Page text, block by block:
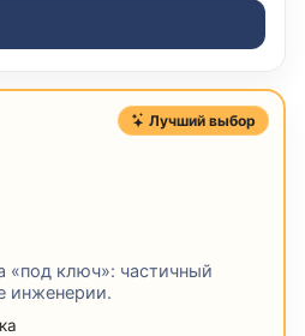
Лучший выбор
«под ключ»: частичный
инженерии.